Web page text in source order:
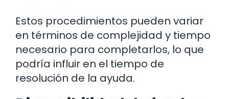
Estos procedimientos pueden variar
en términos de complejidad y tiempo
necesario para completarlos, lo que
podría influir en el tiempo de
resolución de la ayuda.